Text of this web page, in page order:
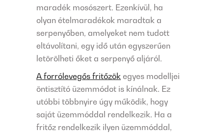
maradék mosószert. Ezenkívül, ha
olyan ételmaradékok maradtak a
serpenyőben, amelyeket nem tudott
eltávolítani, egy idő után egyszerűen
letörölheti őket a serpenyő aljáról.
A forrólevegős fritőzök egyes modelljei
öntisztító üzemmódot is kínálnak. Ez
utóbbi többnyire úgy működik, hogy
saját üzemmóddal rendelkezik. Ha a
fritőz rendelkezik ilyen üzemmóddal,